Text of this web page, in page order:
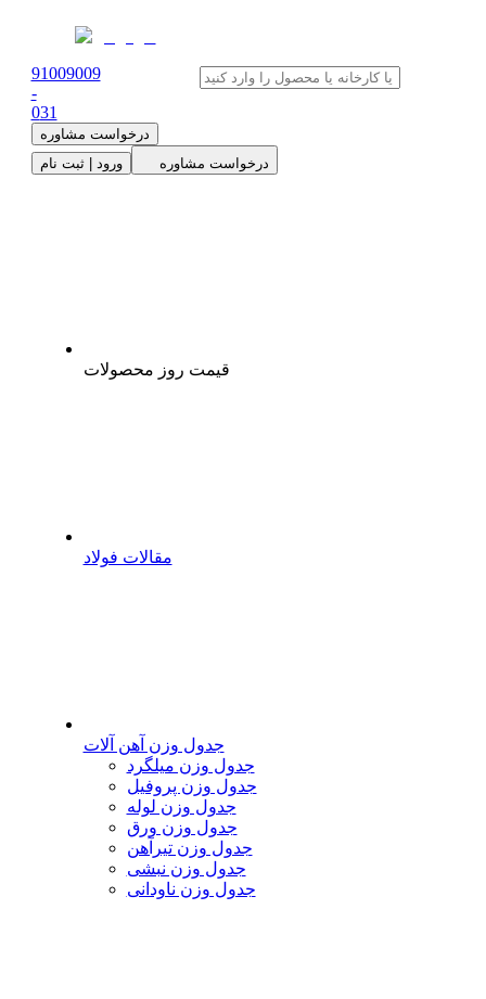
91009009
-
031
درخواست مشاوره
ورود | ثبت نام
درخواست مشاوره
قیمت روز محصولات
مقالات فولاد
جدول وزن آهن آلات
جدول وزن میلگرد
جدول وزن پروفیل
جدول وزن لوله
جدول وزن ورق
جدول وزن تیرآهن
جدول وزن نبشی
جدول وزن ناودانی